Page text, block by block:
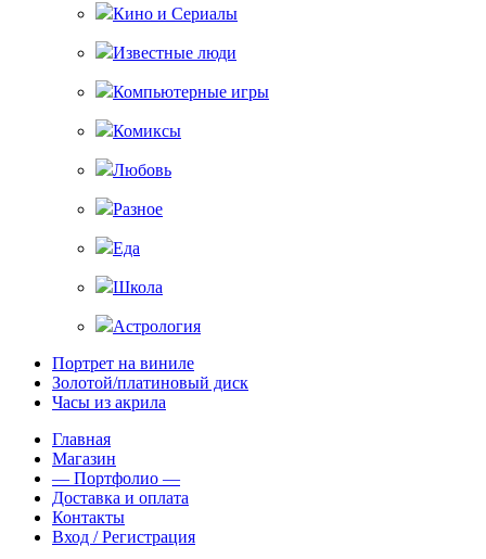
Кино и Сериалы
Известные люди
Компьютерные игры
Комиксы
Любовь
Разное
Еда
Школа
Астрология
Портрет на виниле
Золотой/платиновый диск
Часы из акрила
Главная
Магазин
— Портфолио —
Доставка и оплата
Контакты
Вход / Регистрация